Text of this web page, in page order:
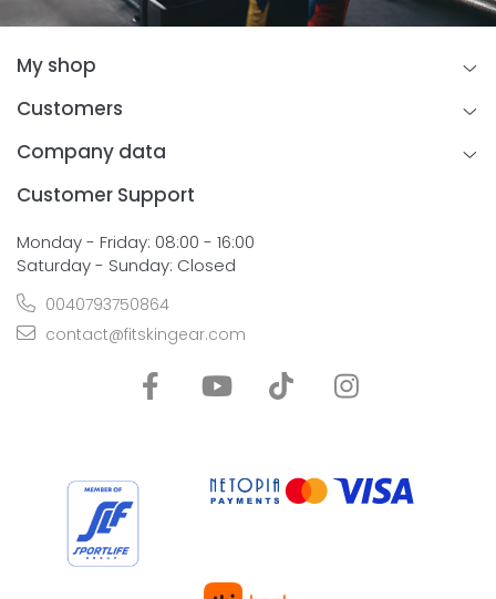
My shop
Customers
Company data
Customer Support
Monday - Friday: 08:00 - 16:00
Saturday - Sunday: Closed
0040793750864
contact@fitskingear.com